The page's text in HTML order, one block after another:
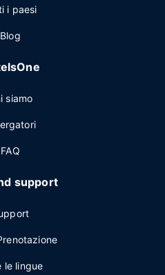
i paesi
Blog
siamo
FAQ
support
le lingue